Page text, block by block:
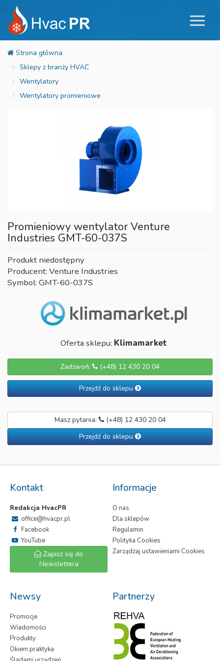
Sklepy z branży HVAC
Wentylatory
Wentylatory promieniowe
Promieniowy wentylator Venture
Industries GMT-60-037S
Produkt niedostępny
Producent: Venture Industries
Symbol: GMT-60-037S
Oferta sklepu: Klimamarket
Zadzwoń: (+48) 12 430 20 04
Przejdź do sklepu
Masz pytania:
(+48) 12 430 20 04
Przejdź do sklepu
Kontakt
Redakcja HvacPR
office@hvacpr.pl
Facebook
YouTube
Zapisz się do
Newslettera
Informacje
O nas
Dla sklepów
Regulamin
Polityka Cookies
Zarządzaj ustawieniami Cookies
Newsy
Promocje
Wiadomości
Produkty
Okiem praktyka
Partnerzy